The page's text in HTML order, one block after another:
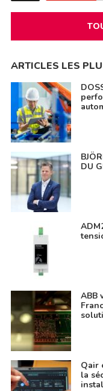
ARTICLES LES
DU
ABB
Qair
la